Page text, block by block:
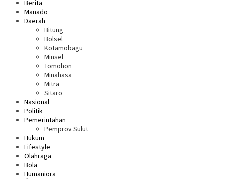
Berita
Manado
Daerah
Bitung
Bolsel
Kotamobagu
Minsel
Tomohon
Minahasa
Mitra
Sitaro
Nasional
Politik
Pemerintahan
Pemprov Sulut
Hukum
Lifestyle
Olahraga
Bola
Humaniora